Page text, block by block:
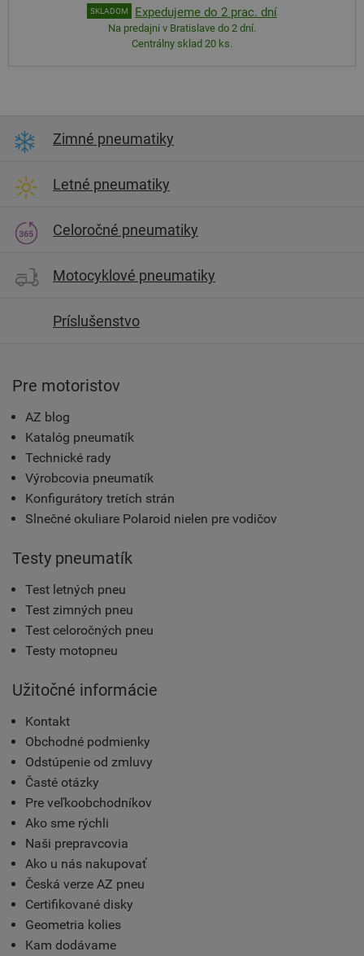
SKLADOM Expedujeme do 2 prac. dní
Na predajni v Bratislave do 2 dní.
Centrálny sklad 20 ks.
Zimné pneumatiky
Letné pneumatiky
Celoročné pneumatiky
Motocyklové pneumatiky
Príslušenstvo
Pre motoristov
AZ blog
Katalóg pneumatík
Technické rady
Výrobcovia pneumatík
Konfigurátory tretích strán
Slnečné okuliare Polaroid nielen pre vodičov
Testy pneumatík
Test letných pneu
Test zimných pneu
Test celoročných pneu
Testy motopneu
Užitočné informácie
Kontakt
Obchodné podmienky
Odstúpenie od zmluvy
Časté otázky
Pre veľkoobchodníkov
Ako sme rýchli
Naši prepravcovia
Ako u nás nakupovať
Česká verze AZ pneu
Certifikované disky
Geometria kolies
Kam dodávame